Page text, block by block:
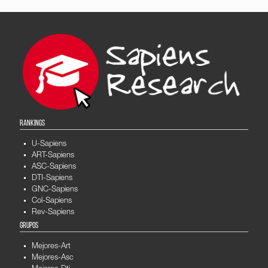
RANKINGS
U-Sapiens
ART-Sapiens
ASC-Sapiens
DTI-Sapiens
GNC-Sapiens
Col-Sapiens
Rev-Sapiens
GRUPOS
Mejores-Art
Mejores-Asc